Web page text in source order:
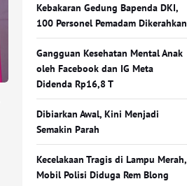
Kebakaran Gedung Bapenda DKI,
100 Personel Pemadam Dikerahkan
Gangguan Kesehatan Mental Anak
oleh Facebook dan IG Meta
Didenda Rp16,8 T
Dibiarkan Awal, Kini Menjadi
Semakin Parah
Kecelakaan Tragis di Lampu Merah,
Mobil Polisi Diduga Rem Blong